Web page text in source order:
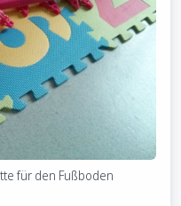
für den Fußboden